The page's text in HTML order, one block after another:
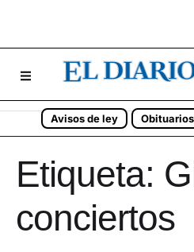
Avisos de ley Obituarios
Etiqueta:
conciertos